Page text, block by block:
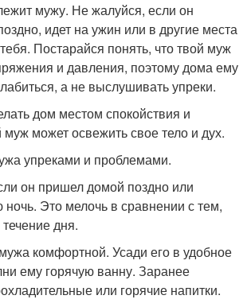
мужу. Не жалуйся, если он
идет на ужин или в другие места
Постарайся понять, что твой муж
и давления, поэтому дома ему
а не выслушивать упреки.
дом местом спокойствия и
муж может освежить свое тело и дух.
упреками и проблемами.
он пришел домой поздно или
ночь. Это мелочь в сравнении с тем,
дня.
комфортной. Усади его в удобное
ему горячую ванну. Заранее
или горячие напитки.